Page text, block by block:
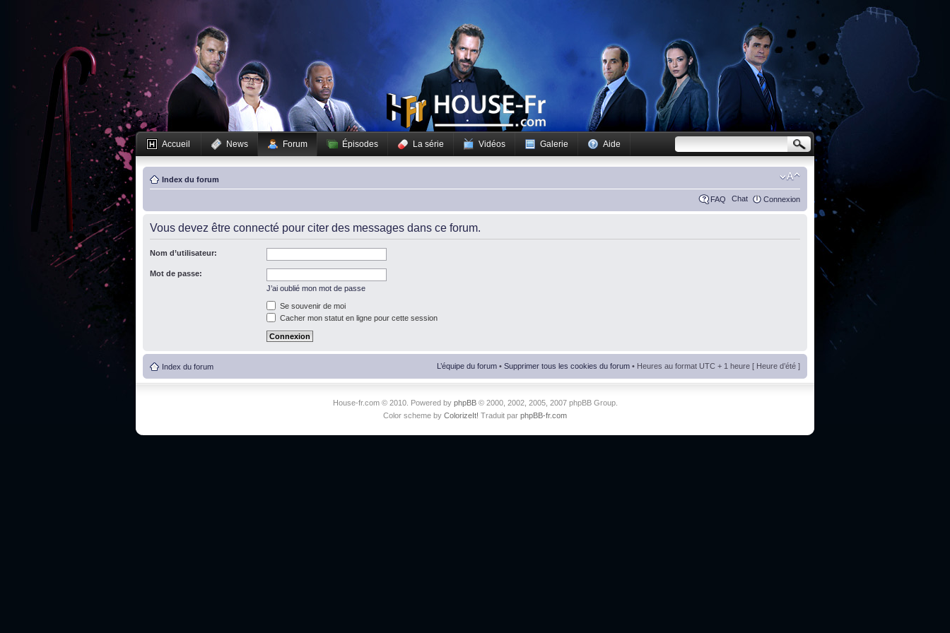
Accueil News Forum Épisodes La série Vidéos Galerie Aide
Index du forum
FAQ Chat Connexion
Vous devez être connecté pour citer des messages dans ce forum.
Nom d’utilisateur:
Mot de passe:
J’ai oublié mon mot de passe
Se souvenir de moi
Cacher mon statut en ligne pour cette session
Index du forum L’équipe du forum • Supprimer tous les cookies du forum • Heures au format UTC + 1 heure [ Heure d’été ]
House-fr.com © 2010. Powered by phpBB© 2000, 2002, 2005, 2007 phpBB Group.
Color scheme by ColorizeIt! Traduit par phpBB-fr.com